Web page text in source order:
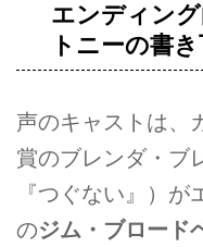
エンディン
トニーの書き
声のキャストは、
賞のブレンダ・ブ
『つぐない』）
のジム・ブロード